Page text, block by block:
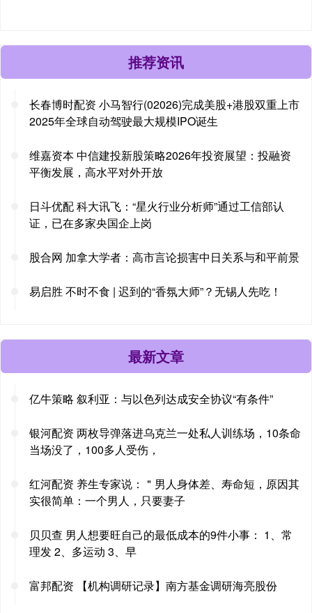
推荐资讯
长春博时配资 小马智行(02026)完成美股+港股双重上市
2025年全球自动驾驶最大规模IPO诞生
维嘉资本 中信建投新股策略2026年投资展望：投融资
平衡发展，高水平对外开放
日斗优配 科大讯飞：“星火行业分析师”通过工信部认
证，已在多家央国企上岗
股合网 加拿大学者：高市言论损害中日关系与和平前景
易启胜 不时不食 | 迟到的“香氛大师”？无锡人先吃！
最新文章
亿牛策略 叙利亚：与以色列达成安全协议“有条件”
银河配资 两枚导弹落进乌克兰一处私人训练场，10条命
当场没了，100多人受伤，
红河配资 养生专家说：＂男人身体差、寿命短，原因其
实很简单：一个男人，只要妻子
贝贝查 男人想要旺自己的最低成本的9件小事： 1、常
理发 2、多运动 3、早
富邦配资 【机构调研记录】南方基金调研海亮股份